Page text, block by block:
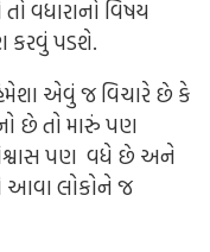
વિષય
કરવું પડશે.
એવું જ વિચારે છે કે
છે તો મારું પણ
પણ વધે છે અને
લોકોને જ